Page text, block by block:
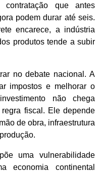
contratação que antes
podem durar até seis.
encarece, a indústria
produtos tende a subir
no debate nacional. A
impostos e melhorar o
não chega
fiscal. Ele depende
de obra, infraestrutura
uma vulnerabilidade
economia continental